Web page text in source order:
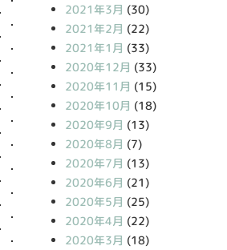
2021年3月 (30)
2021年2月 (22)
2021年1月 (33)
2020年12月 (33)
2020年11月 (15)
2020年10月 (18)
2020年9月 (13)
2020年8月 (7)
2020年7月 (13)
2020年6月 (21)
2020年5月 (25)
2020年4月 (22)
2020年3月 (18)